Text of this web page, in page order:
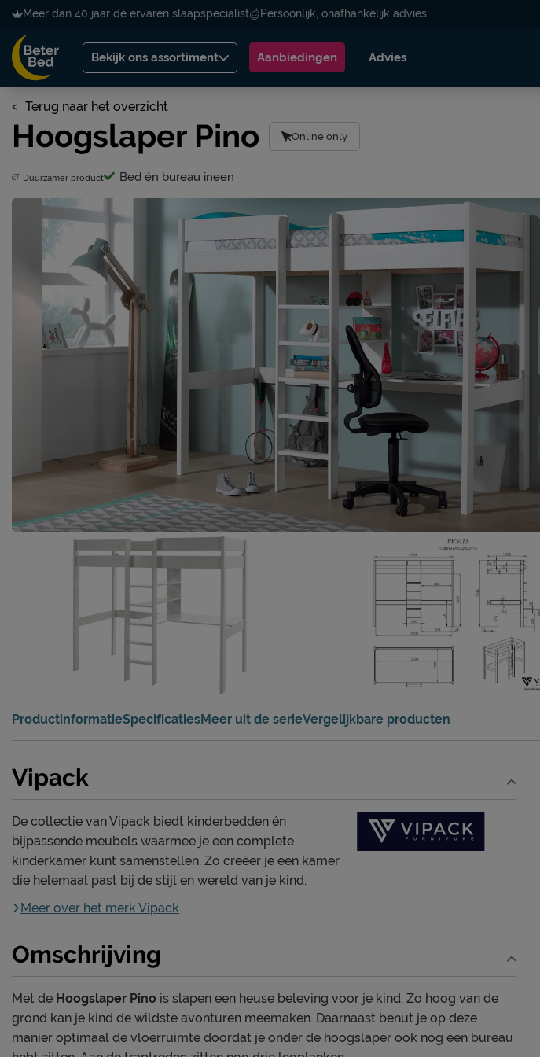
Meer dan 40 jaar dé ervaren slaapspecialist Persoonlijk, onafhankelijk advies
Bekijk ons assortiment Aanbiedingen Advies
Terug naar het overzicht
Hoogslaper Pino Online only
Duurzamer product Bed én bureau ineen
ProductinformatieSpecificatiesMeer uit de serieVergelijkbare producten
Vipack
De collectie van Vipack biedt kinderbedden én
bijpassende meubels waarmee je een complete
kinderkamer kunt samenstellen. Zo creëer je een kamer
die helemaal past bij de stijl en wereld van je kind.
Meer over het merk Vipack
Omschrijving
Met de Hoogslaper Pino is slapen een heuse beleving voor je kind. Zo hoog van de
grond kan je kind de wildste avonturen meemaken. Daarnaast benut je op deze
manier optimaal de vloerruimte doordat je onder de hoogslaper ook nog een bureau